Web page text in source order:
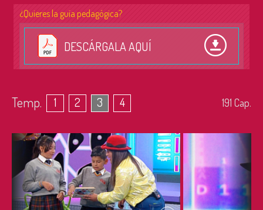
¿Quieres la guía pedagógica?
DESCÁRGALA AQUÍ
Temp. 1 2 3 4 191 Cap.